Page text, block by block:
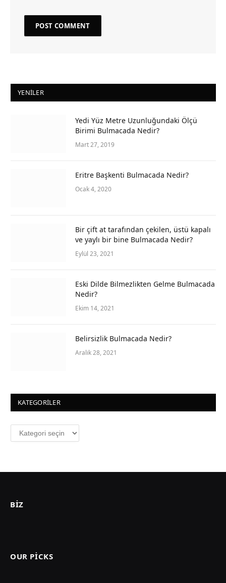
YENILER
Yedi Yüz Metre Uzunluğundaki Ölçü
Birimi Bulmacada Nedir?
Mart 27, 2019
Eritre Başkenti Bulmacada Nedir?
Ocak 4, 2020
Bir çift at tarafından çekilen, üstü kapalı
ve yaylı bir bine Bulmacada Nedir?
Eylül 23, 2021
Eski Dilde Bilmezlikten Gelme Bulmacada
Nedir?
Ekim 14, 2021
Belirsizlik Bulmacada Nedir?
Aralık 28, 2021
KATEGORILER
Kategoriler
BIZ
OUR PICKS